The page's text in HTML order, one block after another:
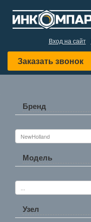
Вход на сайт
Заказать звонок
Бренд
Модель
Узел